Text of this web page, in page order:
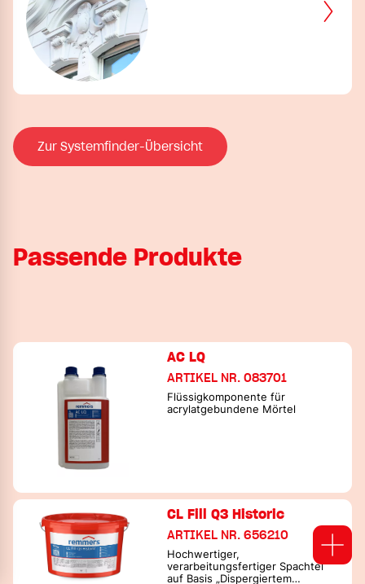
Zur Systemfinder-Übersicht
Passende Produkte
AC LQ
ARTIKEL NR. 083701
Flüssigkomponente für
acrylatgebundene Mörtel
CL Fill Q3 Historic
ARTIKEL NR. 656210
Hochwertiger,
verarbeitungsfertiger Spachtel
auf Basis „Dispergiertem